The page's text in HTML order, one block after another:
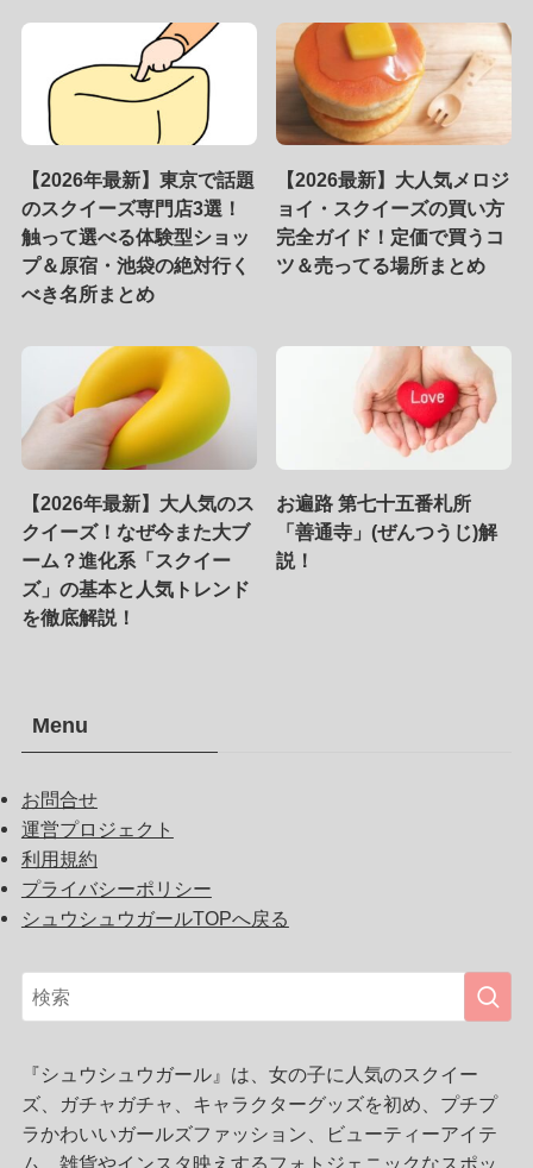
【2026年最新】東京で話題
のスクイーズ専門店3選！
触って選べる体験型ショッ
プ＆原宿・池袋の絶対行く
べき名所まとめ
【2026最新】大人気メロジ
ョイ・スクイーズの買い方
完全ガイド！定価で買うコ
ツ＆売ってる場所まとめ
【2026年最新】大人気のス
クイーズ！なぜ今また大ブ
ーム？進化系「スクイー
ズ」の基本と人気トレンド
を徹底解説！
お遍路 第七十五番札所
「善通寺」(ぜんつうじ)解
説！
Menu
お問合せ
運営プロジェクト
利用規約
プライバシーポリシー
シュウシュウガールTOPへ戻る
『シュウシュウガール』は、女の子に人気のスクイー
ズ、ガチャガチャ、キャラクターグッズを初め、プチプ
ラかわいいガールズファッション、ビューティーアイテ
ム、雑貨やインスタ映えするフォトジェニックなスポッ